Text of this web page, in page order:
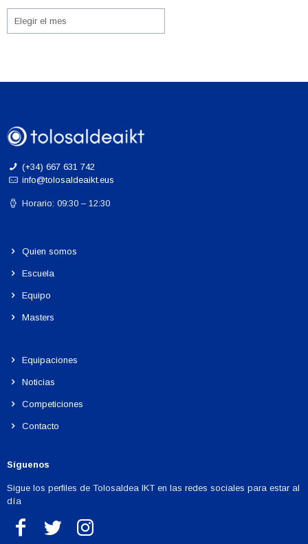
(+34) 667 631 742
info@tolosaldeaikt.eus
Horario: 09:30 – 12:30
Quien somos
Escuela
Equipo
Masters
Equipaciones
Noticias
Competiciones
Contacto
Síguenos
Sigue los perfiles de Tolosaldea IKT en las redes sociales para estar al
día